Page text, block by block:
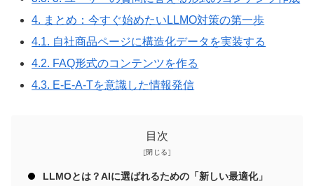
4. まとめ：今すぐ始めたいLLMO対策の第一歩
4.1. 自社商品ページに構造化データを実装する
4.2. FAQ形式のコンテンツを作る
4.3. E-E-A-Tを意識した情報発信
目次
LLMOとは？AIに選ばれるための「新しい最適化」